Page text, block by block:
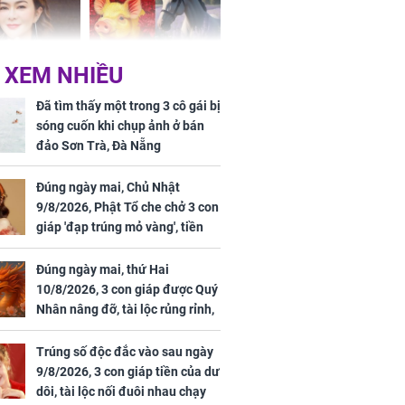
nhân Hồng
Chi Lâm
tin yêu trai
tuổi
Tử vi tuần mới (từ 10
đến 16/8/2026), 3 con
giáp mưa thuận gió
hòa, tiền về như nước,
bạc vàng dư dả, Phú
Quý Vinh Hoa, vận
trình khai sáng
vé,
vượt 8.600
NHIỀU
Đã tìm thấy một trong 3 cô gái bị
sóng cuốn khi chụp ảnh ở bán
đảo Sơn Trà, Đà Nẵng
Đúng ngày mai, Chủ Nhật
9/8/2026, Phật Tổ che chở 3 con
giáp 'đạp trúng mỏ vàng', tiền
bạc nhiều như lá sung, sự
nghiệp vượng phát
Đúng ngày mai, thứ Hai
10/8/2026, 3 con giáp được Quý
Nhân nâng đỡ, tài lộc rủng rỉnh,
yên tâm hưởng vinh hoa Phú
Quý
Trúng số độc đắc vào sau ngày
9/8/2026, 3 con giáp tiền của dư
dôi, tài lộc nối đuôi nhau chạy